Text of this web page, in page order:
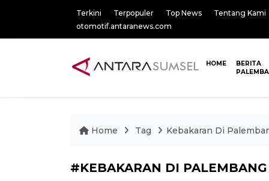
Terkini Terpopuler Top News
Tentang Kami
otomotif.antaranews.com
HOME
BERITA
Home Tag Kebakaran Di
#KEBAKARAN DI PALEMBANG